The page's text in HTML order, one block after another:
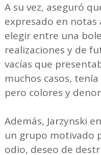
A su vez, aseguró
expresado en
elegir entre una
realizaciones y de
vacías que
muchos casos,
pero colores y
Además, Jarzynski
un grupo motivado
odio, deseo de